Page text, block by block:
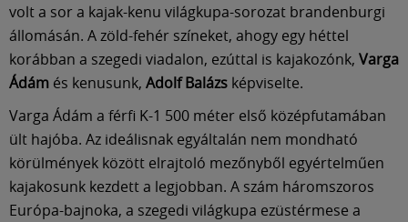
volt a sor a kajak-kenu világkupa-sorozat brandenburgi
állomásán. A zöld-fehér színeket, ahogy egy héttel
korábban a szegedi viadalon, ezúttal is kajakozónk, Varga
Ádám és kenusunk, Adolf Balázs képviselte.
Varga Ádám a férfi K-1 500 méter első középfutamában
ült hajóba. Az ideálisnak egyáltalán nem mondható
körülmények között elrajtoló mezőnyből egyértelműen
kajakosunk kezdett a legjobban. A szám háromszoros
Európa-bajnoka, a szegedi világkupa ezüstérmese a
Közösség
Múzeum
English